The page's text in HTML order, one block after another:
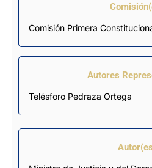
Comisión Primera
Autores
Telésforo Pedraza Ortega